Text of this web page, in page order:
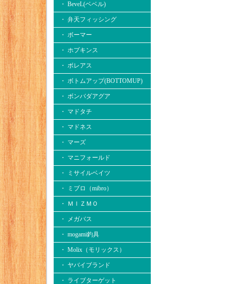
・ BeveL(ベベル)
・ 弁天フィッシング
・ ボーマー
・ ホプキンス
・ ボレアス
・ ボトムアップ(BOTTOMUP)
・ ボンバダアグア
・ マドタチ
・ マドネス
・ マーズ
・ マニフォールド
・ ミサイルベイツ
・ ミブロ（mibro）
・ ＭＩＺＭＯ
・ メガバス
・ mogami釣具
・ Molix（モリックス）
・ ヤバイブランド
・ ライブターゲット